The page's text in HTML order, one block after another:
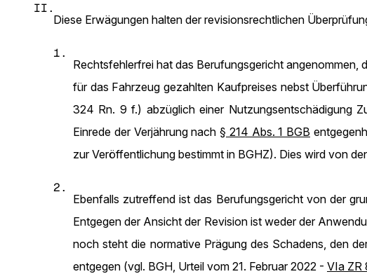
II.
Diese Erwägungen halten der revisionsrechtlichen
1.
Rechtsfehlerfrei hat das Berufungsgericht
für das Fahrzeug gezahlten Kaufpreises nebst
324 Rn. 9 f.) abzüglich einer Nutzungsentschädigung
Einrede der Verjährung nach § 214 Abs. 1 BGB
zur Veröffentlichung bestimmt in BGHZ). Dies wird von
2.
Ebenfalls zutreffend ist das Berufungsgericht von der
Entgegen der Ansicht der Revision ist weder der
noch steht die normative Prägung des Schadens, den
entgegen (vgl. BGH, Urteil vom 21. Februar 2022 - VIa ZR